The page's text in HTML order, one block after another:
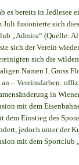
es bereits in Jedlesee
Juli fusionierte sich
„Admira“ (Quelle:
sich der Verein
sich die
Namen I. Gross
– Vereinsfarben:
in
mit dem
dem Einstieg des
jedoch unter der
mit dem Sportclub